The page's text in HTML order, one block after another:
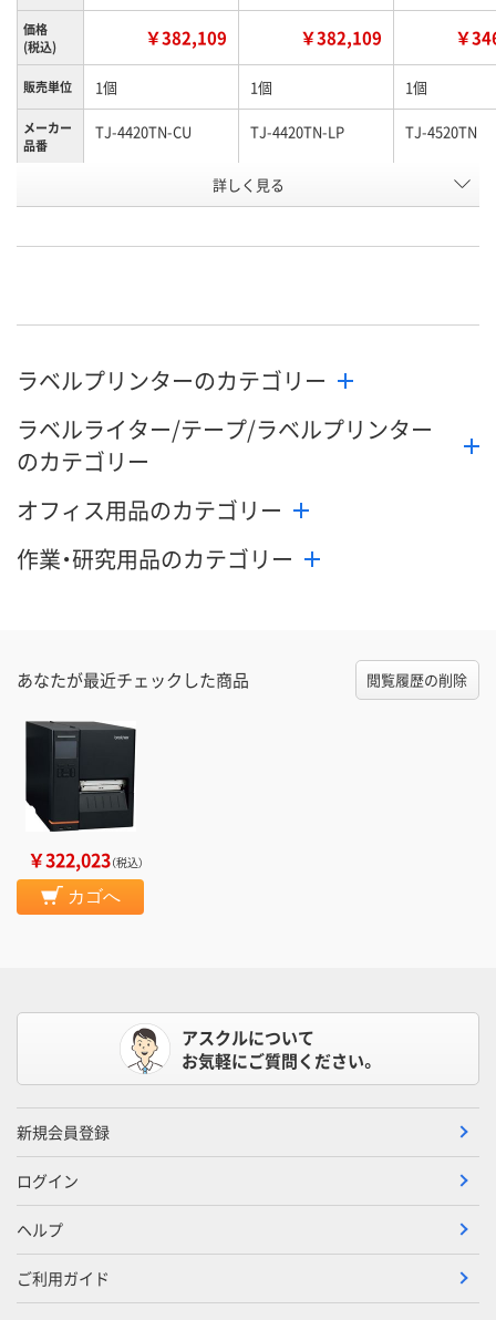
価格
(税込)
￥382,109 ￥382,109 ￥
販売単位 1個 1個 1個
メーカー
品番
TJ-4420TN-CU TJ-4420TN-LP TJ-4520TN
U861854 U861851
詳しく見る
ラベルプリンターのカテゴリー
ラベルライター/テープ/ラベルプリンター
のカテゴリー
オフィス用品のカテゴリー
作業・研究用品のカテゴリー
あなたが最近チェックした商品 閲覧履歴の削除
￥322,023（税込）
カゴへ
アスクルについて
お気軽にご質問ください。
新規会員登録
ログイン
ヘルプ
ご利用ガイド